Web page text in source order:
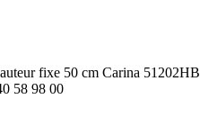
fixe 50 cm Carina 51202HB
58 98 00